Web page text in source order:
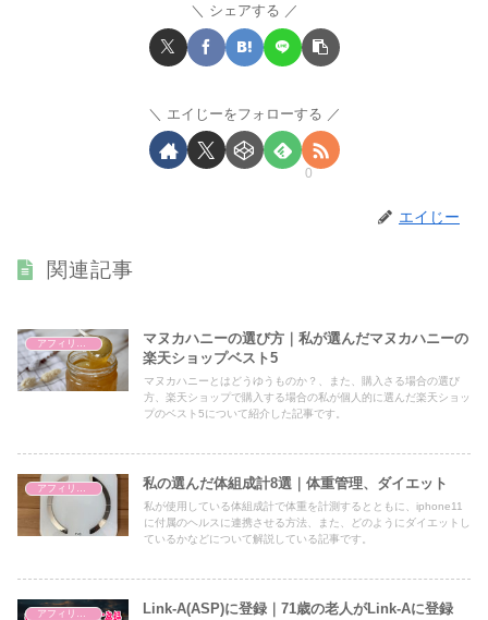
シェアする
エイじーをフォローする
0
エイじー
関連記事
アフィリエイト
マヌカハニーの選び方｜私が選んだマヌカハニーの
楽天ショップベスト5
マヌカハニーとはどうゆうものか？、また、購入さる場合の選び
方、楽天ショップで購入する場合の私が個人的に選んだ楽天ショッ
プのベスト5について紹介した記事です。
アフィリエイト 私の選んだ体組成計8選｜体重管理、ダイエット
私が使用している体組成計で体重を計測するとともに、iphone11
に付属のヘルスに連携させる方法、また、どのようにダイエットし
ているかなどについて解説している記事です。
アフィリエイト Link-A(ASP)に登録｜71歳の老人がLink-Aに登録